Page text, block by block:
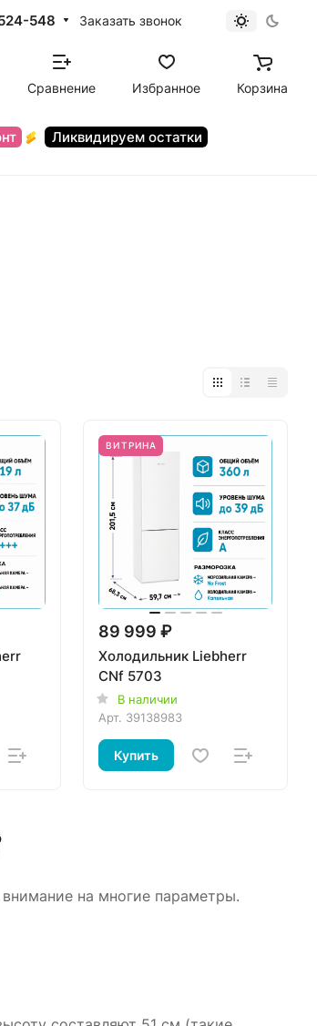
548 Заказать звонок
Сравнение Избранное Корзина
Ликвидируем остатки
ВИТРИНА
89 999 ₽
Холодильник Liebherr
CNf 5703
В наличии
Арт. 39138983
Купить
на многие параметры.